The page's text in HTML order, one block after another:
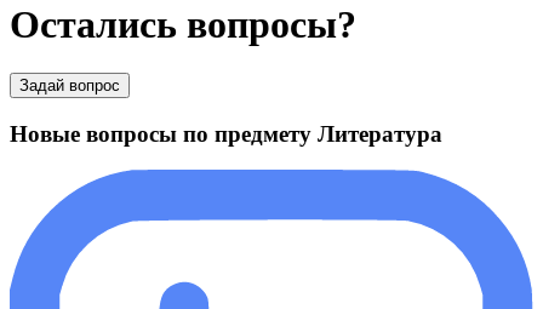
Остались вопросы?
Задай вопрос
Новые вопросы по предмету Литература